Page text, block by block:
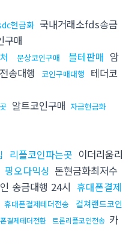
현금화 국내거래소fds송금
구매
문상코인구매 블테판매 암
송대행 코인구매대행
테더코
알트코인구매 자금현금화
리플코인파는곳 이더리움리
핑오다믹싱 돈현금화최저수
송금대행 24시 휴대폰결제
휴대폰결제테더전송
컬쳐랜드코인
결제테더전환 트론리플코인전송 카